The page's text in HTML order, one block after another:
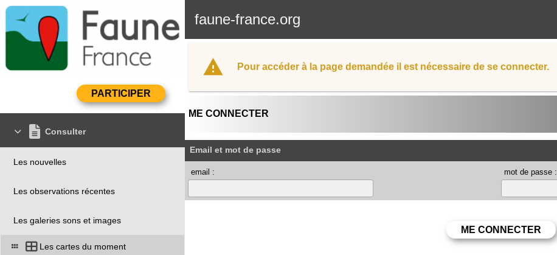
faune-france.org
Consulter
Les nouvelles
Les observations récentes
Les galeries sons et images
Les cartes du moment
Pour accéder à la page demandée il est nécessaire de se connecter.
ME CONNECTER
Email et mot de passe
email : mot de passe :